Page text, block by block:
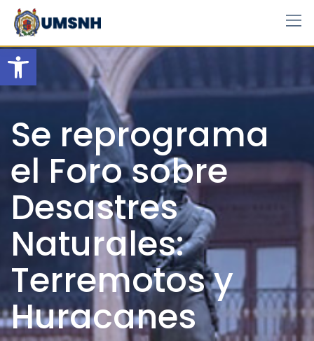
Open toolbar
Skip
content
Se reprograma
el Foro sobre
Desastres
Naturales:
Terremotos y
Huracanes